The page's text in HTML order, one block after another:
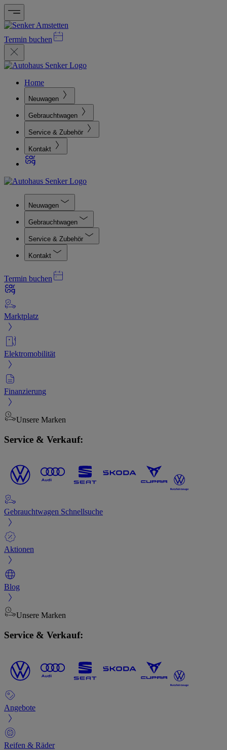
Termin buchen
Home
Neuwagen
Gebrauchtwagen
Service & Zubehör
Kontakt
Neuwagen
Gebrauchtwagen
Service & Zubehör
Kontakt
Termin buchen
Marktplatz
Elektromobilität
Finanzierung
Unsere Marken
Service & Verkauf:
Gebrauchtwagen Schnellsuche
Aktionen
Blog
Unsere Marken
Service & Verkauf:
Angebote
Reifen & Räder